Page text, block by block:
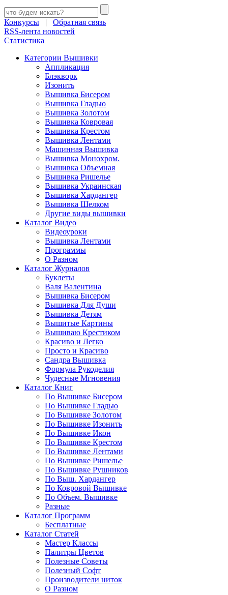
Конкурсы | Обратная связь
RSS-лента новостей
Статистика
Категории Вышивки
Аппликация
Блэкворк
Изонить
Вышивка Бисером
Вышивка Гладью
Вышивка Золотом
Вышивка Ковровая
Вышивка Крестом
Вышивка Лентами
Машинная Вышивка
Вышивка Монохром.
Вышивка Объемная
Вышивка Ришелье
Вышивка Украинская
Вышивка Хардангер
Вышивка Шелком
Другие виды вышивки
Каталог Видео
Видеоуроки
Вышивка Лентами
Программы
О Разном
Каталог Журналов
Буклеты
Валя Валентина
Вышивка Бисером
Вышивка Для Души
Вышивка Детям
Вышитые Картины
Вышиваю Крестиком
Красиво и Легко
Просто и Красиво
Сандра Вышивка
Формула Рукоделия
Чудесные Мгновения
Каталог Книг
По Вышивке Бисером
По Вышивке Гладью
По Вышивке Золотом
По Вышивке Изонить
По Вышивке Икон
По Вышивке Крестом
По Вышивке Лентами
По Вышивке Ришелье
По Вышивке Рушников
По Выш. Хардангер
По Ковровой Вышивке
По Объем. Вышивке
Разные
Каталог Программ
Бесплатные
Каталог Статей
Мастер Классы
Палитры Цветов
Полезные Советы
Полезный Софт
Производители ниток
О Разном